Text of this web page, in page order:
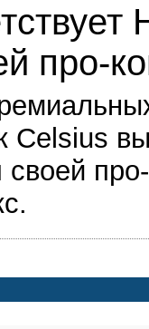
про-
Celsius
своей